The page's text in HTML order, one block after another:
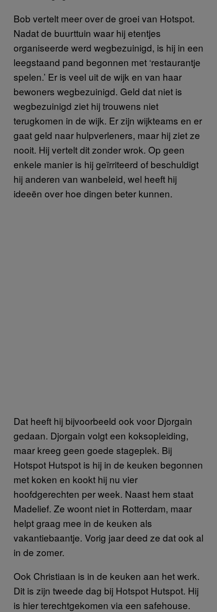
Bob vertelt meer over de groei van Hotspot.
Nadat de buurttuin waar hij etentjes
organiseerde werd wegbezuinigd, is hij in een
leegstaand pand begonnen met ‘restaurantje
spelen.’ Er is veel uit de wijk en van haar
bewoners wegbezuinigd. Geld dat niet is
wegbezuinigd ziet hij trouwens niet
terugkomen in de wijk. Er zijn wijkteams en er
gaat geld naar hulpverleners, maar hij ziet ze
nooit. Hij vertelt dit zonder wrok. Op geen
enkele manier is hij geïrriteerd of beschuldigt
hij anderen van wanbeleid, wel heeft hij
ideeën over hoe dingen beter kunnen.
Dat heeft hij bijvoorbeeld ook voor Djorgain
gedaan. Djorgain volgt een koksopleiding,
maar kreeg geen goede stageplek. Bij
Hotspot Hutspot is hij in de keuken begonnen
met koken en kookt hij nu vier
hoofdgerechten per week. Naast hem staat
Madelief. Ze woont niet in Rotterdam, maar
helpt graag mee in de keuken als
vakantiebaantje. Vorig jaar deed ze dat ook al
in de zomer.
Ook Christiaan is in de keuken aan het werk.
Dit is zijn tweede dag bij Hotspot Hutspot. Hij
is hier terechtgekomen via een safehouse.